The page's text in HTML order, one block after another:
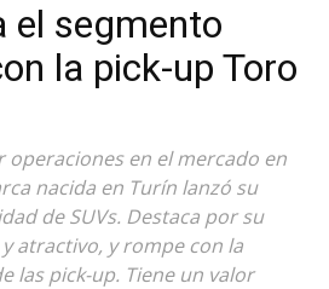
el segmento
la pick-up Toro
operaciones en el mercado en
nacida en Turín lanzó su
de SUVs. Destaca por su
atractivo, y rompe con la
las pick-up. Tiene un valor